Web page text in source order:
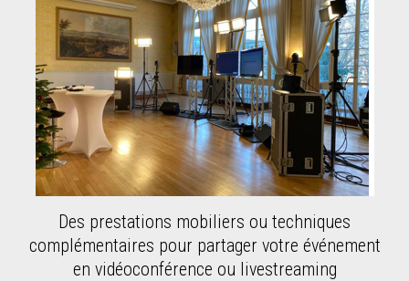
Des prestations mobiliers ou techniques
complémentaires pour partager votre événement
en vidéoconférence ou livestreaming